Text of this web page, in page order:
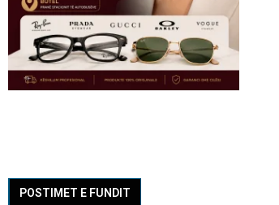
POSTIMET E FUNDIT